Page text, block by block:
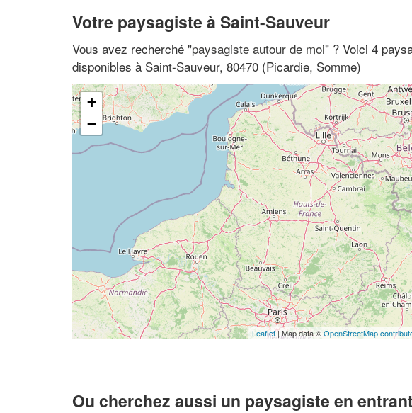
Votre paysagiste à Saint-Sauveur
Vous avez recherché "paysagiste autour de moi" ? Voici 4
disponibles à Saint-Sauveur, 80470 (Picardie, Somme)
+
−
Leaflet| Map data ©OpenStreetMap
Ou cherchez aussi un paysagiste en